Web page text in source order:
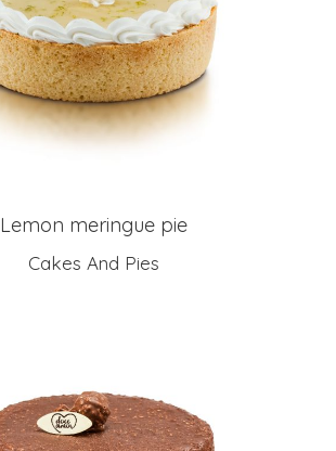
LEIA MAIS
Lemon meringue pie
Cakes And Pies